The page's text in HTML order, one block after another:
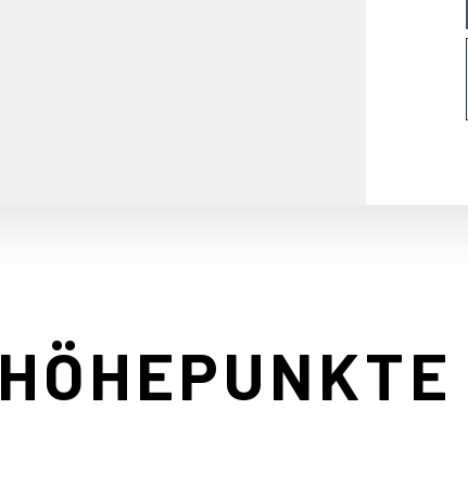
HÖHEPUNKTE